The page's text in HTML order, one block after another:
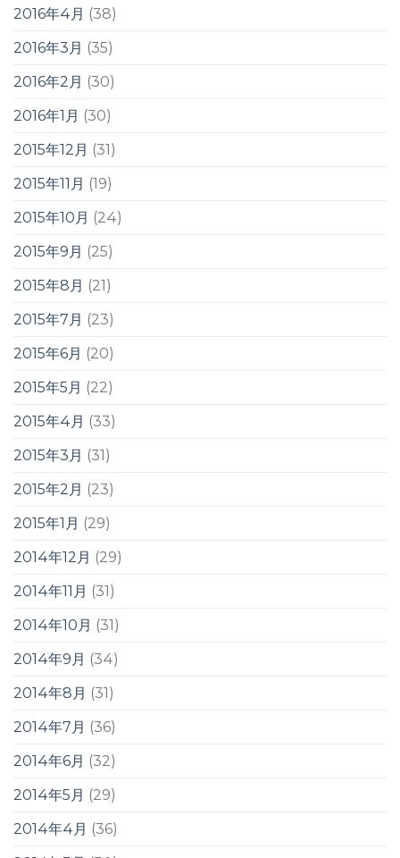
2016年4月 (38)
2016年3月 (35)
2016年2月 (30)
2016年1月 (30)
2015年12月 (31)
2015年11月 (19)
2015年10月 (24)
2015年9月 (25)
2015年8月 (21)
2015年7月 (23)
2015年6月 (20)
2015年5月 (22)
2015年4月 (33)
2015年3月 (31)
2015年2月 (23)
2015年1月 (29)
2014年12月 (29)
2014年11月 (31)
2014年10月 (31)
2014年9月 (34)
2014年8月 (31)
2014年7月 (36)
2014年6月 (32)
2014年5月 (29)
2014年4月 (36)